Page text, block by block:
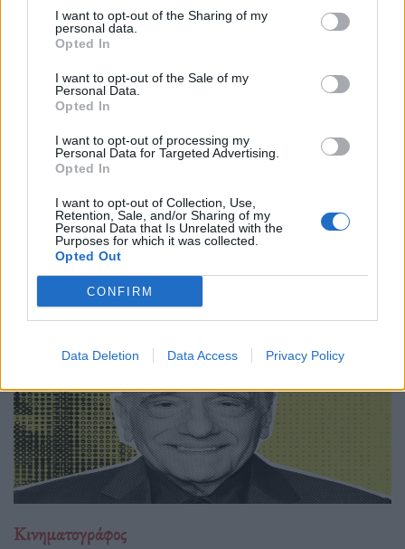
I want to opt-out of the Sharing of my
personal data.
Opted In
I want to opt-out of the Sale of my
Personal Data.
Opted In
I want to opt-out of processing my
Personal Data for Targeted Advertising.
Opted In
I want to opt-out of Collection, Use,
Retention, Sale, and/or Sharing of my
Personal Data that Is Unrelated with the
Purposes for which it was collected.
Opted Out
CONFIRM
Data Deletion Data Access Privacy Policy
Κινηματογράφος
“Victory”: Το αντιφασιστικό ποδοσφαιρικό
έπος του John Huston μοιάζει πιο επίκαιρο
από ποτέ
22.06.26
Μια επιστροφή στο "Victory" του John Huston
αποκαλύπτει πώς ένα κλασικό, «έντιμο» πολεμικό-αθλητικό
δράμα για αιχμαλώτους και προπαγάνδα αποκτά σήμερα πιο
σκοτεινές και πολιτικές αναγνώσεις.
Κινηματογράφος